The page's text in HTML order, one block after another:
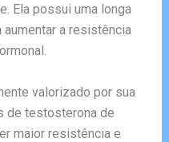
Ela possui uma longa
a resistência
valorizado por sua
de testosterona de
maior resistência e